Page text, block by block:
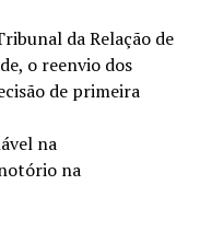
da Relação de
o reenvio dos
de primeira
na
na